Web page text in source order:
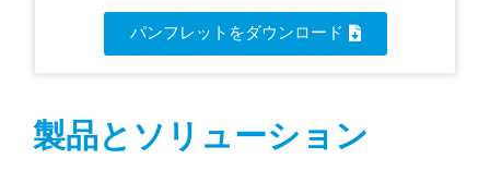
パンフレットをダウンロード
製品とソリューション